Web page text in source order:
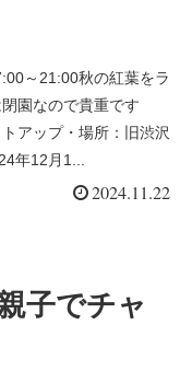
～21:00秋の紅葉をラ
園なので貴重です
アップ・場所：旧渋沢
年12月1...
2024.11.22
子でチャ